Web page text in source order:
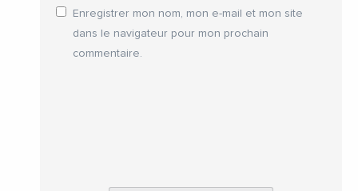
Enregistrer mon nom, mon e-mail et mon site
dans le navigateur pour mon prochain
commentaire.